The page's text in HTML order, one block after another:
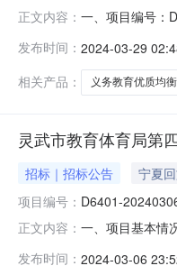
正文内容： 一、项目编号：
技资源统筹中心
发布时间： 2024-03-29
相关产品：
义务教育优质均
灵武市教育体育局第
招标｜招标公告 宁夏
项目编号： D6401-
正文内容： 一、项目基本情
实践室仪器设备
发布时间： 2024-03-06